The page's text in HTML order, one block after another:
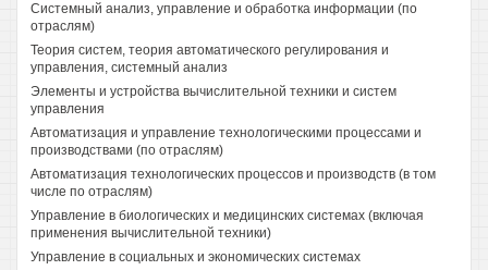
Системный анализ, управление и обработка информации (по
отраслям)
Теория систем, теория автоматического регулирования и
управления, системный анализ
Элементы и устройства вычислительной техники и систем
управления
Автоматизация и управление технологическими процессами и
производствами (по отраслям)
Автоматизация технологических процессов и производств (в том
числе по отраслям)
Управление в биологических и медицинских системах (включая
применения вычислительной техники)
Управление в социальных и экономических системах